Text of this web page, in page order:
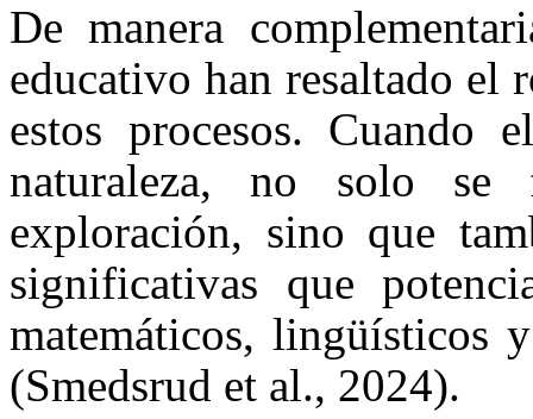
De manera
educativo han resaltado el
estos procesos. Cuando
naturaleza, no solo
exploración, sino que
significativas que
matemáticos, lingüísticos
(Smedsrud et al., 2024).